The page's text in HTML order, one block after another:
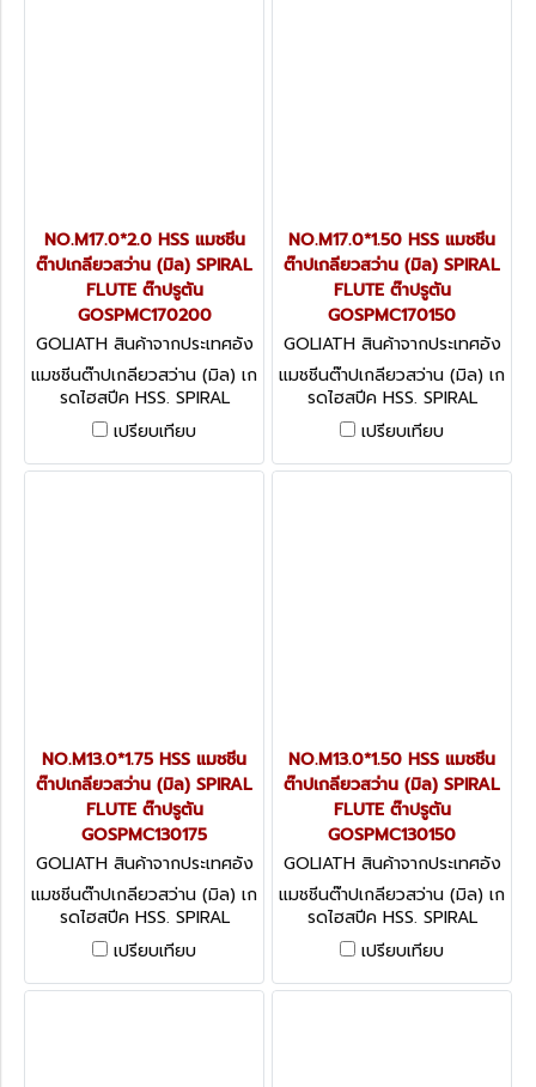
NO.M17.0*2.0 HSS แมชชีน
ต๊าปเกลียวสว่าน (มิล) SPIRAL
FLUTE ต๊าปรูตัน
GOSPMC170200
GOLIATH สินค้าจากประเทศอัง
กฤษ GOSPMC170200
แมชชีนต๊าปเกลียวสว่าน (มิล) เก
รดไฮสปีค HSS. SPIRAL
FLUTE ต๊าปรูตัน
เปรียบเทียบ
NO.M17.0*1.50 HSS แมชชีน
ต๊าปเกลียวสว่าน (มิล) SPIRAL
FLUTE ต๊าปรูตัน
GOSPMC170150
GOLIATH สินค้าจากประเทศอัง
กฤษ GOSPMC170150
แมชชีนต๊าปเกลียวสว่าน (มิล) เก
รดไฮสปีค HSS. SPIRAL
FLUTE ต๊าปรูตัน
เปรียบเทียบ
NO.M13.0*1.75 HSS แมชชีน
ต๊าปเกลียวสว่าน (มิล) SPIRAL
FLUTE ต๊าปรูตัน
GOSPMC130175
GOLIATH สินค้าจากประเทศอัง
กฤษ GOSPMC130175
แมชชีนต๊าปเกลียวสว่าน (มิล) เก
รดไฮสปีค HSS. SPIRAL
FLUTE ต๊าปรูตัน
เปรียบเทียบ
NO.M13.0*1.50 HSS แมชชีน
ต๊าปเกลียวสว่าน (มิล) SPIRAL
FLUTE ต๊าปรูตัน
GOSPMC130150
GOLIATH สินค้าจากประเทศอัง
กฤษ GOSPMC130150
แมชชีนต๊าปเกลียวสว่าน (มิล) เก
รดไฮสปีค HSS. SPIRAL
FLUTE ต๊าปรูตัน
เปรียบเทียบ